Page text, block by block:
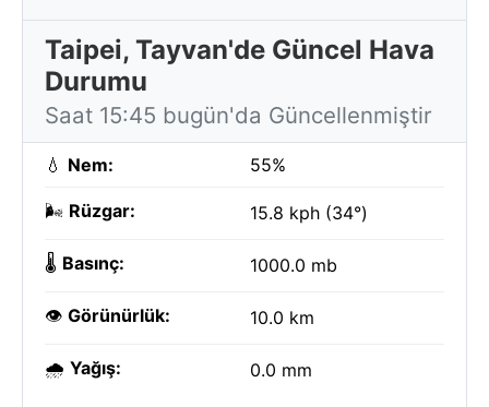
Taipei, Tayvan'de Güncel Hava
Durumu
Saat 15:45 bugün'da Güncellenmiştir
💧 Nem: 55%
🌬️ Rüzgar: 15.8 kph (34°)
🌡️ Basınç: 1000.0 mb
👁️ Görünürlük: 10.0 km
🌧️ Yağış: 0.0 mm